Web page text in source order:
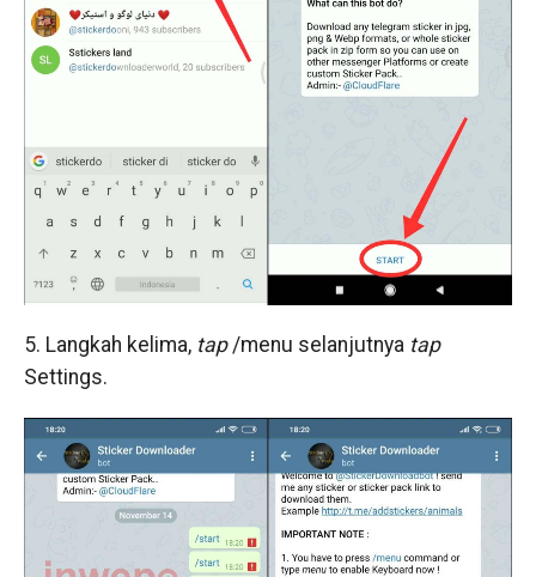
5. Langkah kelima, tap/menu selanjutnya tap
Settings.